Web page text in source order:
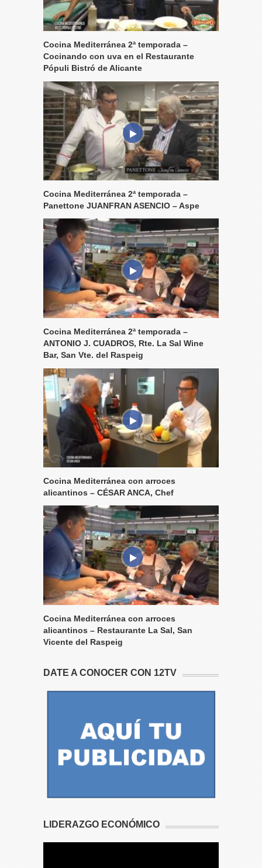
Cocina Mediterránea 2ª temporada –
Cocinando con uva en el Restaurante
Pópuli Bistró de Alicante
Cocina Mediterránea 2ª temporada –
Panettone JUANFRAN ASENCIO – Aspe
Cocina Mediterránea 2ª temporada –
ANTONIO J. CUADROS, Rte. La Sal Wine
Bar, San Vte. del Raspeig
Cocina Mediterránea con arroces
alicantinos – CÉSAR ANCA, Chef
Cocina Mediterránea con arroces
alicantinos – Restaurante La Sal, San
Vicente del Raspeig
DATE A CONOCER CON 12TV
LIDERAZGO ECONÓMICO